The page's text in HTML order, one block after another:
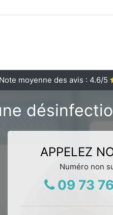
Note moyenne des avis : 4.6/5
APPELEZ
Numéro non
09 73 76